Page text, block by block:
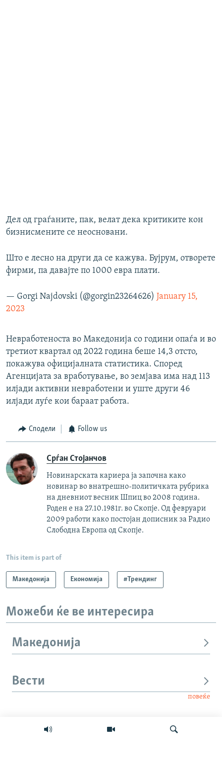
Дел од граѓаните, пак, велат дека критиките кон
бизнисмените се неосновани.
Што е лесно на други да се кажува. Бујрум, отворете
фирми, па давајте по 1000 евра плати.
— Gorgi Najdovski (@gorgin23264626) January 15,
2023
Невработеноста во Македонија со години опаѓа и во
третиот квартал од 2022 година беше 14,3 отсто,
покажува официјалната статистика. Според
Агенцијата за вработување, во земјава има над 113
илјади активни невработени и уште други 46
илјади луѓе кои бараат работа.
Сподели Follow us
Срѓан Стојанчов
Новинарската кариера ја започна како
новинар во внатрешно-политичката рубрика
на дневниот весник Шпиц во 2008 година.
Роден е на 27.10.1981г. во Скопје. Од февруари
2009 работи како постојан дописник за Радио
Слободна Европа од Скопје.
This item is part of
Македонија Економија #Трендинг
Можеби ќе ве интересира
Македонија
Вести
повеќе
Интервју